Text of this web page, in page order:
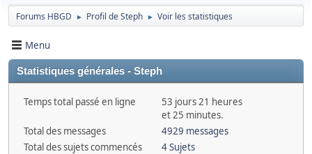
Forums HBGD ► Profil de Steph ► Voir les statistiques
Menu
Statistiques générales - Steph
Temps total passé en ligne
53 jours 21 heures
et 25 minutes.
Total des messages
4929 messages
Total des sujets commencés
4 Sujets